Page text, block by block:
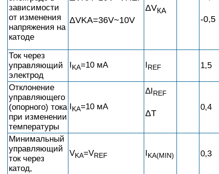
зависимости
от изменения
напряжения на
катоде
ΔVKA=36V~10V
ΔVКА
-0,5
Ток через
управляющий
электрод
KA=10 мA REF 1,5
Отклонение
управляющего
(опорного) тока
при изменении
температуры
KA=10 мA
ΔI REF
ΔT
0,4
Минимальный
управляющий
ток через
катод,
VKA=VREF KA(MIN) 0,3